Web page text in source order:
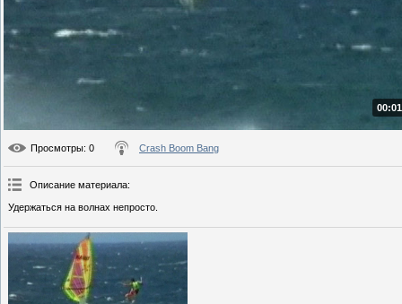
Просмотры: 0 Crash Boom Bang
Описание материала:
Удержаться на волнах непросто.